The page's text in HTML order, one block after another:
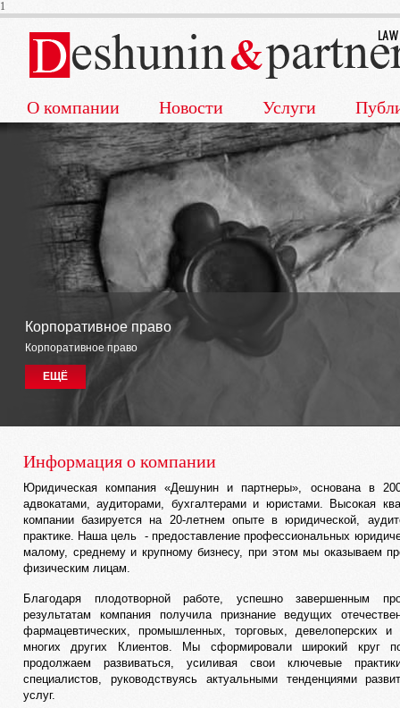
1
О компании Новости Услуги
Корпоративное право
Корпоративное право
ЕЩЁ
Информация о компании
Юридическая компания «Дешунин и партнеры», основана в
адвокатами, аудиторами, бухгалтерами и юристами. Высокая
компании базируется на 20-летнем опыте в юридической,
практике. Наша цель - предоставление профессиональных
малому, среднему и крупному бизнесу, при этом мы оказываем
физическим лицам.
Благодаря плодотворной работе, успешно завершенным
результатам компания получила признание ведущих
фармацевтических, промышленных, торговых, девелоперских
многих других Клиентов. Мы сформировали широкий круг
продолжаем развиваться, усиливая свои ключевые
специалистов, руководствуясь актуальными тенденциями
услуг.